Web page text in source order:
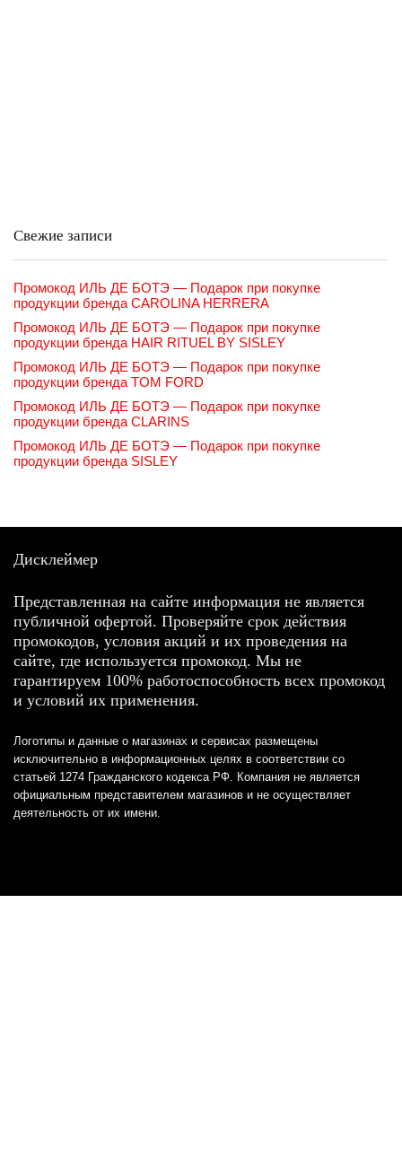
Свежие записи
Промокод ИЛЬ ДЕ БОТЭ — Подарок при покупке
продукции бренда CAROLINA HERRERA
Промокод ИЛЬ ДЕ БОТЭ — Подарок при покупке
продукции бренда HAIR RITUEL BY SISLEY
Промокод ИЛЬ ДЕ БОТЭ — Подарок при покупке
продукции бренда TOM FORD
Промокод ИЛЬ ДЕ БОТЭ — Подарок при покупке
продукции бренда CLARINS
Промокод ИЛЬ ДЕ БОТЭ — Подарок при покупке
продукции бренда SISLEY
Дисклеймер
Представленная на сайте информация не является
публичной офертой. Проверяйте срок действия
промокодов, условия акций и их проведения на
сайте, где используется промокод. Мы не
гарантируем 100% работоспособность всех промокод
и условий их применения.
Логотипы и данные о магазинах и сервисах размещены
исключительно в информационных целях в соответствии со
статьей 1274 Гражданского кодекса РФ. Компания не является
официальным представителем магазинов и не осуществляет
деятельность от их имени.